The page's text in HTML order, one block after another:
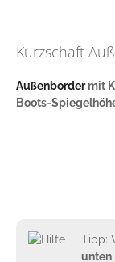
Kurzschaft
Außenbordermit
Boots-
Tipp:
unten